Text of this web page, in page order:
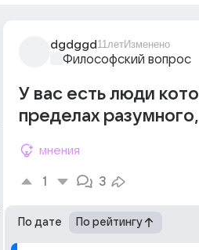
dgdggd 11летИзменено
Философский вопрос
У вас есть люди
пределах
мнения
1 3
По дате По рейтингу